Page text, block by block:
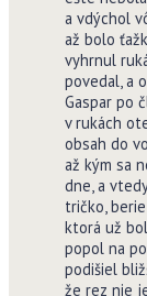
a vdýchol
až bolo
vyhrnul
povedal, a
Gaspar po
v rukách
obsah do
až kým sa
dne, a
tričko,
ktorá už
popol na
podišiel
že rez nie